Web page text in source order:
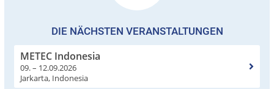
DIE NÄCHSTEN VERANSTALTUNGEN
METEC Indonesia
09. – 12.09.2026
Jarkarta, Indonesia